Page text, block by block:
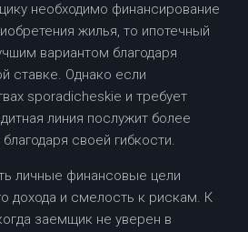
необходимо финансирование
жилья, то ипотечный
вариантом благодаря
ставке. Однако если
sporadicheskie и требует
линия послужит более
своей гибкости.
личные финансовые цели
дохода и смелость к рискам. К
заемщик не уверен в